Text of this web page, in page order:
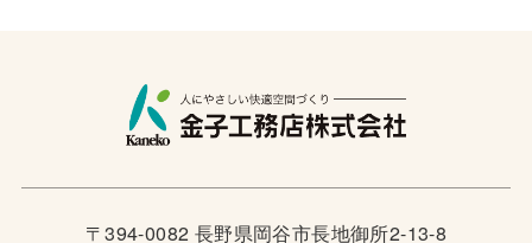
〒394-0082 長野県岡谷市長地御所2-13-8